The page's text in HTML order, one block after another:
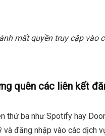
mất quyền truy cập vào
quên các liên kết
thứ ba như Spotify hay
đăng nhập vào các dịch